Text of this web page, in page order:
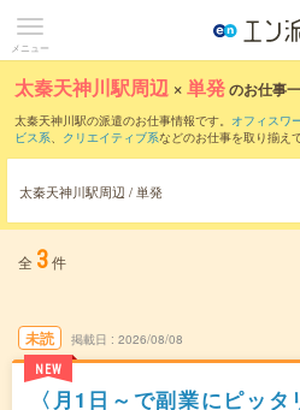
メニュー
太秦天神川駅周辺 ×単発のお仕事
太秦天神川駅の派遣のお仕事情報です。 オフィスワ
ビス系、 クリエイティブ系などのお仕事を取り揃え
太秦天神川駅周辺 / 単発
全 3件
未読
NEW
掲載日 2026/08/08
〈月1日～で副業にピッタ